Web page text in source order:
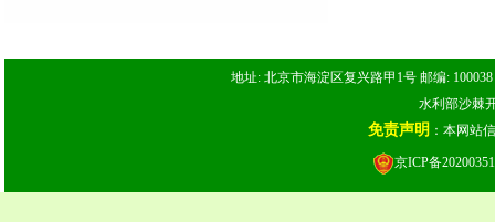
地址: 北京市海淀区复兴路甲1号 邮编:
水利部沙棘
免责声明 ：本网站
京ICP备